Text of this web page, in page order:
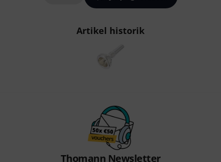
Artikel historik
Thomann Newsletter